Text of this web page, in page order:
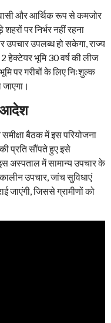
और आर्थिक रूप से कमजोर
पर निर्भर नहीं रहना
उपलब्ध हो सकेगा, राज्य
भूमि 30 वर्ष की लीज
पर गरीबों के लिए निःशुल्क
आदेश
बैठक में इस परियोजना
प्रति सौंपते हुए इसे
अस्पताल में सामान्य उपचार के
उपचार, जांच सुविधाएं
जाएंगी, जिससे ग्रामीणों को